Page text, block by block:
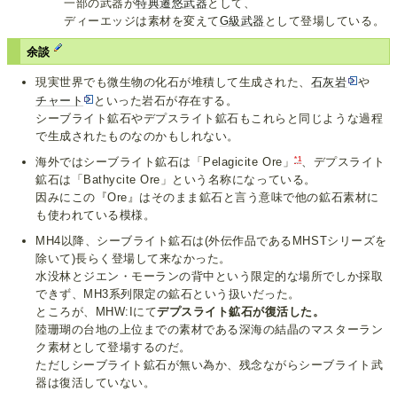
一部の武器が特典遷悠武器 として、
ディーエッジは素材を変えてG級武器 として登場している。
余談
現実世界でも微生物の化石が堆積して生成された、 石灰岩
や
チャート
といった岩石が存在する。
シーブライト鉱石やデプスライト鉱石もこれらと同じような過程
で生成されたものなのかもしれない。
海外ではシーブライト鉱石は「Pelagicite Ore」*1、デプスライト
鉱石は「Bathycite Ore」という名称になっている。
因みにこの『Ore』はそのまま鉱石と言う意味で他の鉱石素材に
も使われている模様。
MH4以降、シーブライト鉱石は(外伝作品であるMHSTシリーズを
除いて)長らく登場して来なかった。
水没林とジエン・モーランの背中という限定的な場所でしか採取
できず、MH3系列限定の鉱石という扱いだった。
ところが、MHW:Iにてデプスライト鉱石が復活した。
陸珊瑚の台地の上位までの素材である深海の結晶のマスターラン
ク素材として登場するのだ。
ただしシーブライト鉱石が無い為か、残念ながらシーブライト武
器は復活していない。